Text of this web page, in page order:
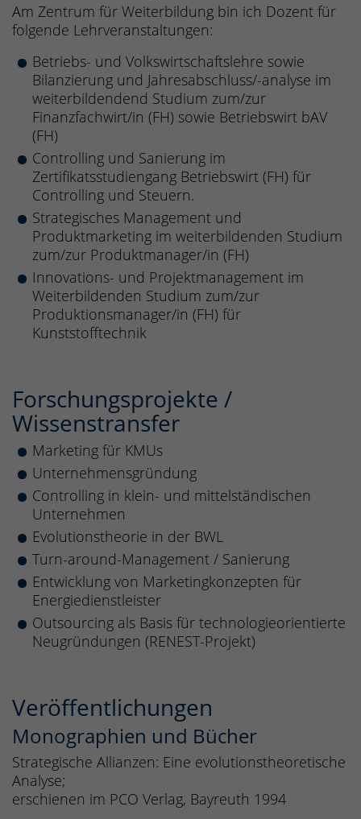
Am Zentrum für Weiterbildung bin ich Dozent für
folgende Lehrveranstaltungen:
Betriebs- und Volkswirtschaftslehre sowie
Bilanzierung und Jahresabschluss/-analyse im
weiterbildendend Studium zum/zur
Finanzfachwirt/in (FH) sowie Betriebswirt bAV
(FH)
Controlling und Sanierung im
Zertifikatsstudiengang Betriebswirt (FH) für
Controlling und Steuern.
Strategisches Management und
Produktmarketing im weiterbildenden Studium
zum/zur Produktmanager/in (FH)
Innovations- und Projektmanagement im
Weiterbildenden Studium zum/zur
Produktionsmanager/in (FH) für
Kunststofftechnik
Forschungsprojekte /
Wissenstransfer
Marketing für KMUs
Unternehmensgründung
Controlling in klein- und mittelständischen
Unternehmen
Evolutionstheorie in der BWL
Turn-around-Management / Sanierung
Entwicklung von Marketingkonzepten für
Energiedienstleister
Outsourcing als Basis für technologieorientierte
Neugründungen (RENEST-Projekt)
Veröffentlichungen
Monographien und Bücher
Strategische Allianzen: Eine evolutionstheoretische
Analyse;
erschienen im PCO Verlag, Bayreuth 1994